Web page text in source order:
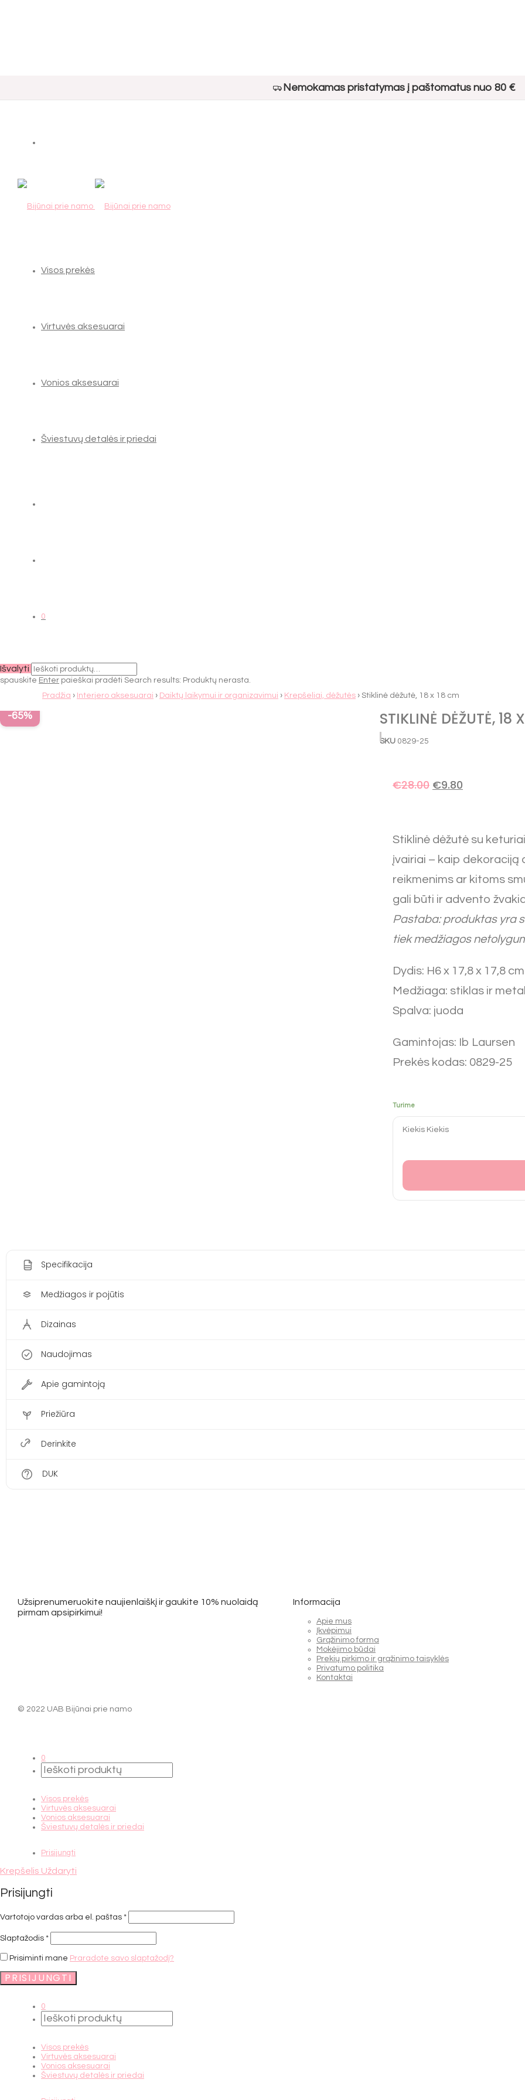
Nemokamas pristatymas į paštomatus nuo 80 €
Visos prekės
Virtuvės aksesuarai
Vonios aksesuarai
Šviestuvų detalės ir priedai
0
Išvalyti
spauskite Enter paieškai pradėti Search results: Produktų nerasta.
Pradžia › Interjero aksesuarai › Daiktų laikymui ir organizavimui › Krepšeliai, dėžutės › Stiklinė dėžutė, 18 x 18 cm
-65% STIKLINĖ DĖŽUTĖ, 18
SKU 0829-25
€28.00 €9.80
Stiklinė dėžutė su
įvairiai – kaip dekoraciją
reikmenims ar kitoms
gali būti ir advento
Pastaba: produktas yra
tiek medžiagos
Dydis: H6 x 17,8 x 17,8 cm
Medžiaga: stiklas ir
Spalva: juoda
Gamintojas: Ib Laursen
Prekės kodas: 0829-25
Turime
Kiekis Kiekis
Specifikacija
Medžiagos ir pojūtis
Dizainas
Naudojimas
Apie gamintoją
Priežiūra
Derinkite
DUK
Užsiprenumeruokite naujienlaiškį ir gaukite 10% nuolaidą
pirmam apsipirkimui!
Informacija
Apie mus
Įkvėpimui
Grąžinimo forma
Mokėjimo būdai
Prekių pirkimo ir grąžinimo taisyklės
Privatumo politika
Kontaktai
© 2022 UAB Bijūnai prie namo
0
Visos prekės
Virtuvės aksesuarai
Vonios aksesuarai
Šviestuvų detalės ir priedai
Prisijungti
Krepšelis Uždaryti
Prisijungti
Vartotojo vardas arba el. paštas *
Slaptažodis *
Prisiminti mane Praradote savo slaptažodį?
PRISIJUNGTI
0
Visos prekės
Virtuvės aksesuarai
Vonios aksesuarai
Šviestuvų detalės ir priedai